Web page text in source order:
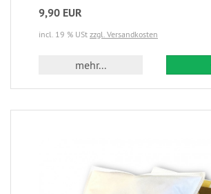
9,90 EUR
incl. 19 % USt zzgl. Versandkosten
mehr...